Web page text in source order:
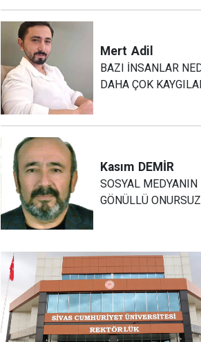
Mert Adil
BAZI İNSANLAR
DAHA ÇOK
Kasım DEMİR
SOSYAL MEDYANIN
GÖNÜLLÜ